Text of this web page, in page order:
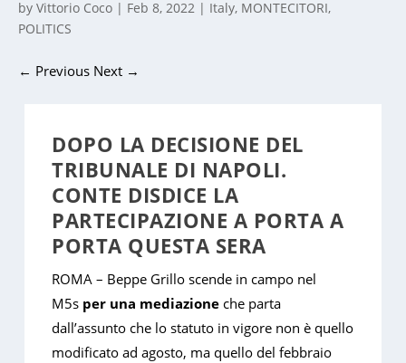
byVittorio Coco | Feb 8, 2022 | Italy, MONTECITORI,
POLITICS
← Previous Next →
DOPO LA DECISIONE DEL
TRIBUNALE DI NAPOLI.
CONTE DISDICE LA
PARTECIPAZIONE A PORTA A
PORTA QUESTA SERA
ROMA – Beppe Grillo scende in campo nel
M5s per una mediazione che parta
dall’assunto che lo statuto in vigore non è quello
modificato ad agosto, ma quello del febbraio